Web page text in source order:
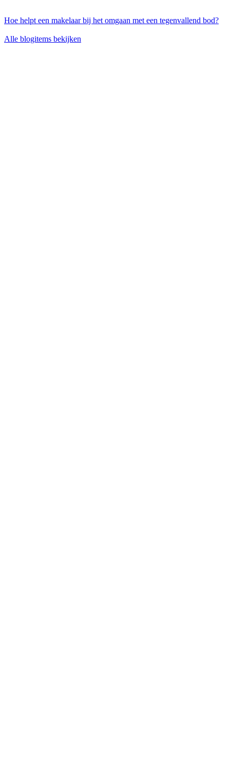
Hoe helpt een makelaar bij het omgaan met een tegenvallend bod?
Alle blogitems bekijken